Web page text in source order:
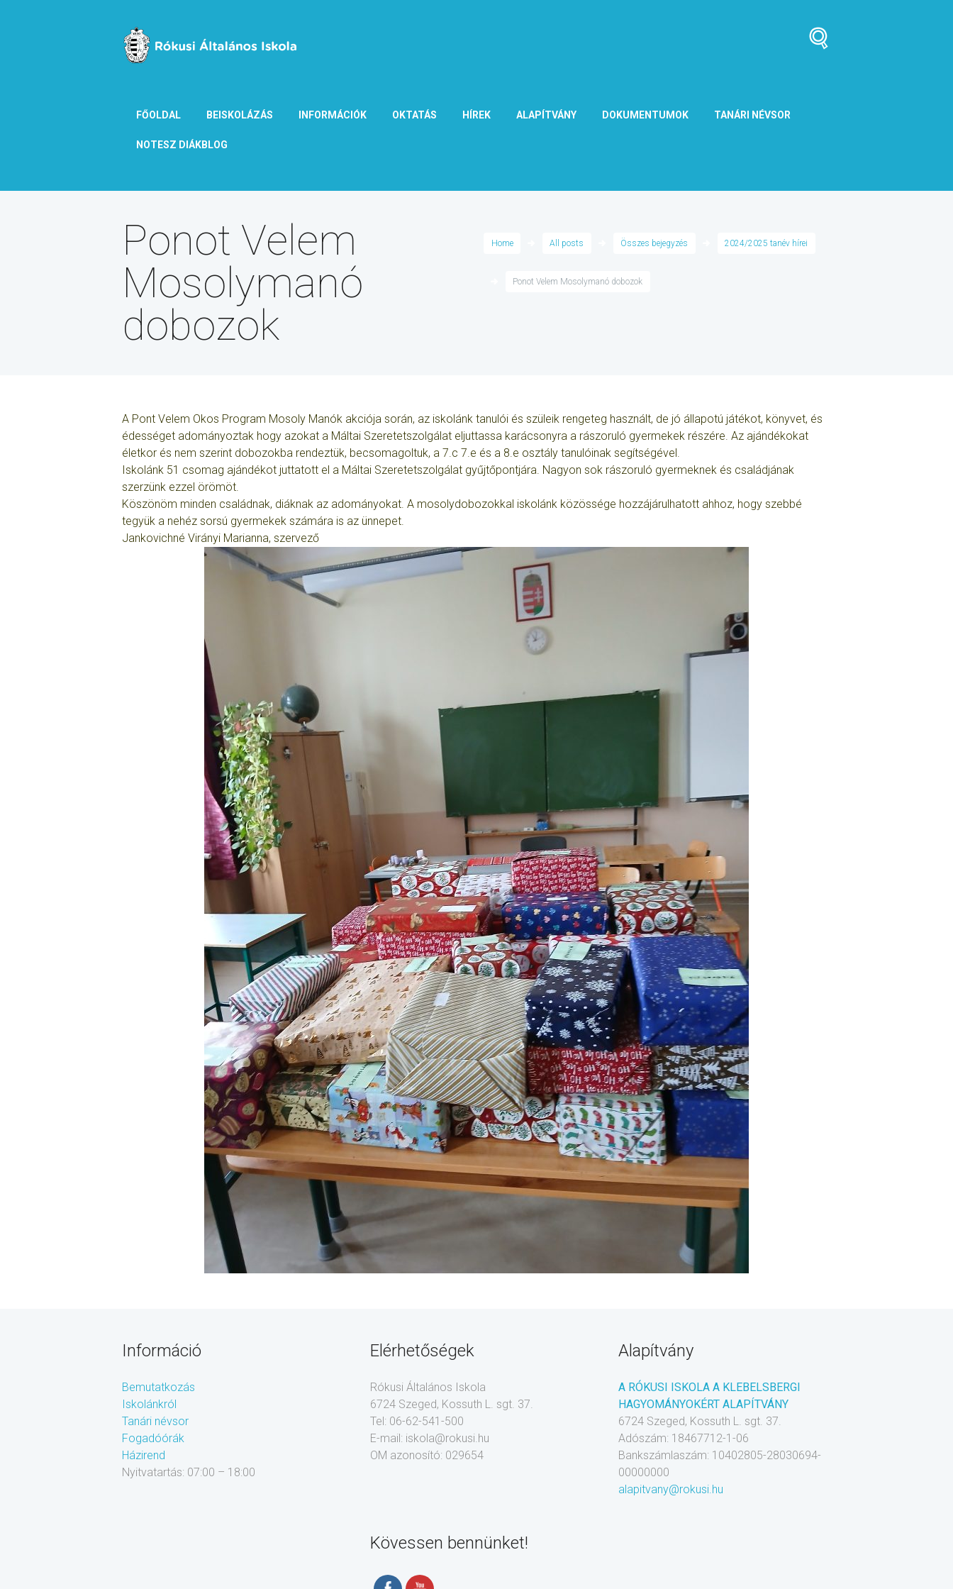
FŐOLDAL BEISKOLÁZÁS INFORMÁCIÓK OKTATÁS HÍREK ALAPÍTVÁNY DOKUMENTUMOK TANÁRI NÉVSOR
NOTESZ DIÁKBLOG
Home All posts Összes bejegyzés 2024/2025 tanév hírei
Ponot Velem Mosolymanó dobozok
Ponot Velem
Mosolymanó
dobozok
A Pont Velem Okos Program Mosoly Manók akciója során, az iskolánk tanulói és szüleik rengeteg használt, de jó állapotú játékot, könyvet, és
édességet adományoztak hogy azokat a Máltai Szeretetszolgálat eljuttassa karácsonyra a rászoruló gyermekek részére. Az ajándékokat
életkor és nem szerint dobozokba rendeztük, becsomagoltuk, a 7.c 7.e és a 8.e osztály tanulóinak segítségével.
Iskolánk 51 csomag ajándékot juttatott el a Máltai Szeretetszolgálat gyűjtőpontjára. Nagyon sok rászoruló gyermeknek és családjának
szerzünk ezzel örömöt.
Köszönöm minden családnak, diáknak az adományokat. A mosolydobozokkal iskolánk közössége hozzájárulhatott ahhoz, hogy szebbé
tegyük a nehéz sorsú gyermekek számára is az ünnepet.
Jankovichné Virányi Marianna, szervező
Információ
Bemutatkozás
Iskolánkról
Tanári névsor
Fogadóórák
Házirend
Nyitvatartás: 07:00 – 18:00
Elérhetőségek
Rókusi Általános Iskola
6724 Szeged, Kossuth L. sgt. 37.
Tel: 06-62-541-500
E-mail: iskola@rokusi.hu
OM azonosító: 029654
Alapítvány
A RÓKUSI ISKOLA A KLEBELSBERGI
HAGYOMÁNYOKÉRT ALAPÍTVÁNY
6724 Szeged, Kossuth L. sgt. 37.
Adószám: 18467712-1-06
Bankszámlaszám: 10402805-28030694-
00000000
alapitvany@rokusi.hu
Kövessen bennünket!